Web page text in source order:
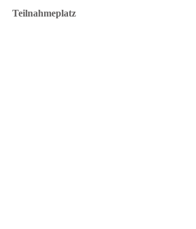
Teilnahmeplatz